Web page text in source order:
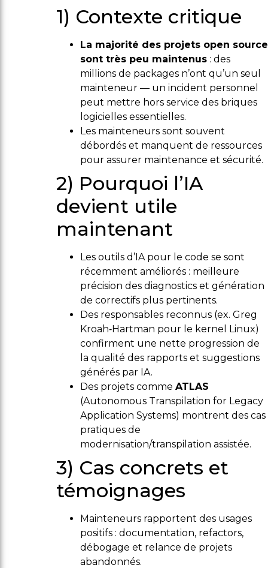
1) Contexte critique
La majorité des projets open source
sont très peu maintenus : des
millions de packages n’ont qu’un seul
mainteneur — un incident personnel
peut mettre hors service des briques
logicielles essentielles.
Les mainteneurs sont souvent
débordés et manquent de ressources
pour assurer maintenance et sécurité.
2) Pourquoi l’IA
devient utile
maintenant
Les outils d’IA pour le code se sont
récemment améliorés : meilleure
précision des diagnostics et génération
de correctifs plus pertinents.
Des responsables reconnus (ex. Greg
Kroah‑Hartman pour le kernel Linux)
confirment une nette progression de
la qualité des rapports et suggestions
générés par IA.
Des projets comme ATLAS
(Autonomous Transpilation for Legacy
Application Systems) montrent des cas
pratiques de
modernisation/transpilation assistée.
3) Cas concrets et
témoignages
Mainteneurs rapportent des usages
positifs : documentation, refactors,
débogage et relance de projets
abandonnés.